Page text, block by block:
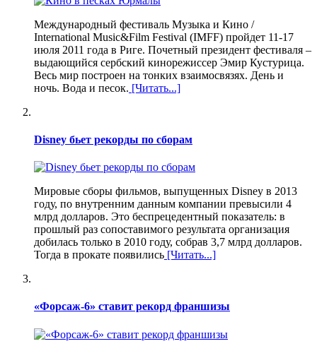
Международный фестиваль Музыка и Кино /
International Music&Film Festival (IMFF) пройдет 11-17
июля 2011 года в Риге. Почетный президент фестиваля –
выдающийся сербский кинорежиссер Эмир Кустурица.
Весь мир построен на тонких взаимосвязях. День и
ночь. Вода и песок. [Читать...]
Disney бьет рекорды по сборам
Мировые сборы фильмов, выпущенных Disney в 2013
году, по внутренним данным компании превысили 4
млрд долларов. Это беспрецедентный показатель: в
прошлый раз сопоставимого результата организация
добилась только в 2010 году, собрав 3,7 млрд долларов.
Тогда в прокате появились [Читать...]
«Форсаж-6» ставит рекорд франшизы